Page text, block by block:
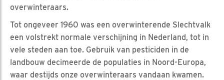
overwinteraars.
Tot ongeveer 1960 was een overwinterende Slechtvalk
een volstrekt normale verschijning in Nederland, tot in
vele steden aan toe. Gebruik van pesticiden in de
landbouw decimeerde de populaties in Noord-Europa,
waar destijds onze overwinteraars vandaan kwamen.